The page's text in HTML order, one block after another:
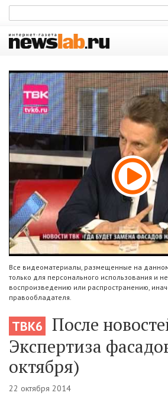
Все видеоматериалы, размещенные на
только для персонального использования и
воспроизведению или распространению,
правообладателя.
ТВК6
После
Экспертиза
октября)
22 октября 2014